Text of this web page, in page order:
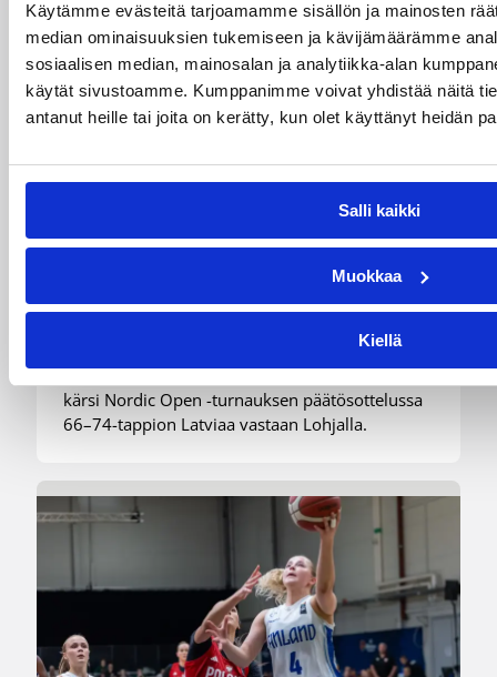
Käytämme evästeitä tarjoamamme sisällön ja mainosten
median ominaisuuksien tukemiseen ja kävijämäärämme
sosiaalisen median, mainosalan ja analytiikka-alan
käytät sivustoamme. Kumppanimme voivat yhdistää näitä
antanut heille tai joita on kerätty, kun olet käyttänyt heidän
Salli kaikki
Muokkaa
Kiellä
Suomen 15-vuotiaiden poikien
maajoukkue päätti Nordic
Open -turnauksen tappioon
Latviaa vastaan
Suomen 15-vuotiaiden poikien maajoukkue
kärsi Nordic Open -turnauksen päätösottelussa
66–74-tappion Latviaa vastaan Lohjalla.